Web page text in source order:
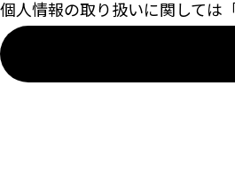
個人情報の取り扱いに関しては「